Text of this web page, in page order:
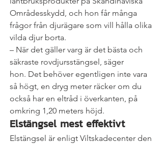
Områdesskydd, och hon får många
frågor från djurägare som vill hålla olika
vilda djur borta.
– När det gäller varg är det bästa och
säkraste rovdjursstängsel, säger
hon. Det behöver egentligen inte vara
så högt, en dryg meter räcker om du
också har en eltråd i överkanten, på
omkring 1,20 meters höjd.
Elstängsel mest effektivt
Elstängsel är enligt Viltskadecenter den